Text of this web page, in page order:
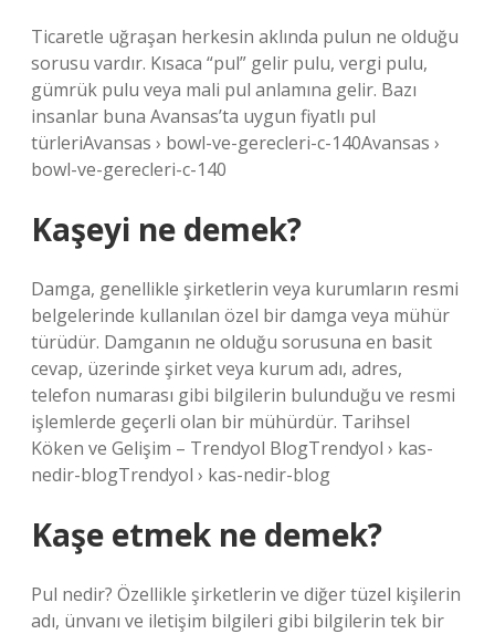
Ticaretle uğraşan herkesin aklında pulun ne olduğu
sorusu vardır. Kısaca “pul” gelir pulu, vergi pulu,
gümrük pulu veya mali pul anlamına gelir. Bazı
insanlar buna Avansas’ta uygun fiyatlı pul
türleriAvansas › bowl-ve-gerecleri-c-140Avansas ›
bowl-ve-gerecleri-c-140
Kaşeyi ne demek?
Damga, genellikle şirketlerin veya kurumların resmi
belgelerinde kullanılan özel bir damga veya mühür
türüdür. Damganın ne olduğu sorusuna en basit
cevap, üzerinde şirket veya kurum adı, adres,
telefon numarası gibi bilgilerin bulunduğu ve resmi
işlemlerde geçerli olan bir mühürdür. Tarihsel
Köken ve Gelişim – Trendyol BlogTrendyol › kas-
nedir-blogTrendyol › kas-nedir-blog
Kaşe etmek ne demek?
Pul nedir? Özellikle şirketlerin ve diğer tüzel kişilerin
adı, ünvanı ve iletişim bilgileri gibi bilgilerin tek bir